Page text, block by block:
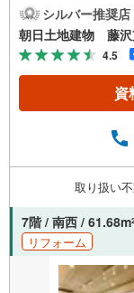
分！☆ご予
物グループ
を目指して
います。色
ても平気
ずは何で
シルバー推奨店
朝日土地建物 藤
4.5
資
取り扱い
7階 / 南西 / 61.68m
リフォーム